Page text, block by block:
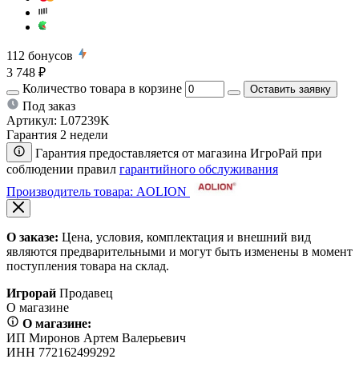
112 бонусов
3 748 ₽
Количество товара в корзине
Оставить заявку
Под заказ
Артикул: L07239K
Гарантия 2 недели
Гарантия предоставляется от магазина ИгроРай при
соблюдении правил гарантийного обслуживания
Производитель товара: AOLION
О заказе: Цена, условия, комплектация и внешний вид
являются предварительными и могут быть изменены в момент
поступления товара на склад.
Игрорай Продавец
О магазине
О магазине:
ИП Миронов Артем Валерьевич
ИНН 772162499292